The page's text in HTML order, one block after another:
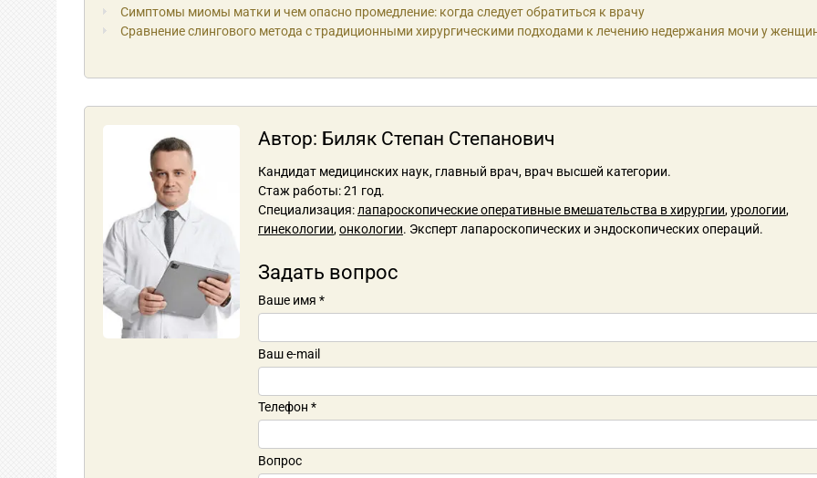
Симптомы миомы матки и чем опасно промедление: когда следует обратиться к врачу
Сравнение слингового метода с традиционными хирургическими подходами к лечению недержания мочи у
Автор: Биляк Степан Степанович
Кандидат медицинских наук, главный врач, врач высшей категории.
Стаж работы: 21 год.
Специализация:лапароскопические оперативные вмешательства в хирургии,урологии,
гинекологии,онкологии. Эксперт лапароскопических и эндоскопических операций.
Задать вопрос
Ваше имя *
Ваш e-mail
Телефон *
Вопрос